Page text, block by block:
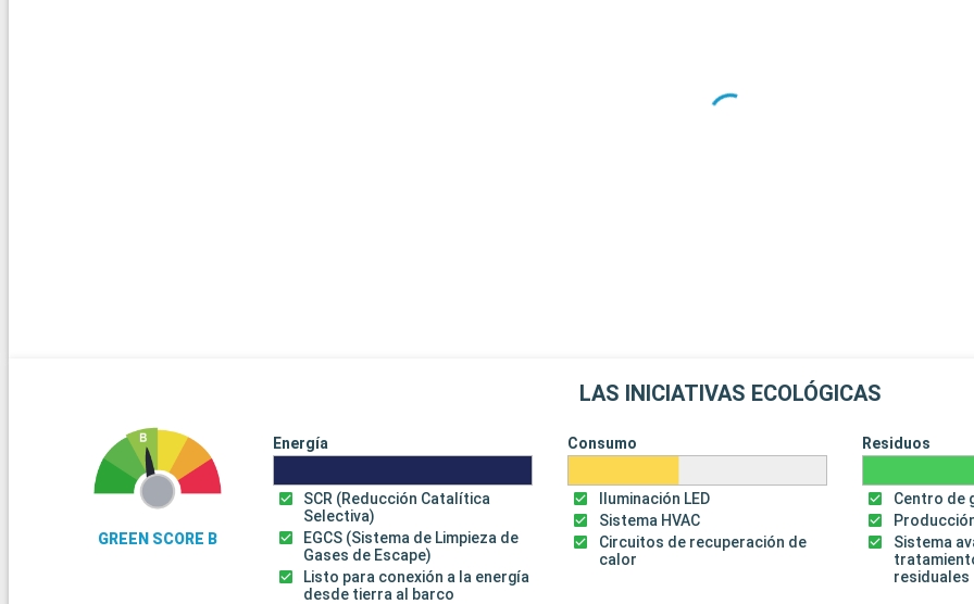
LAS INICIATIVAS ECOLÓGICAS
GREEN SCORE B
Energía
SCR (Reducción Catalítica
Selectiva)
EGCS (Sistema de Limpieza de
Gases de Escape)
Listo para conexión a la energía
desde tierra al barco
Consumo
Iluminación LED
Sistema HVAC
Circuitos de recuperación de
calor
Residuos
Centro de
Sistema
residuales